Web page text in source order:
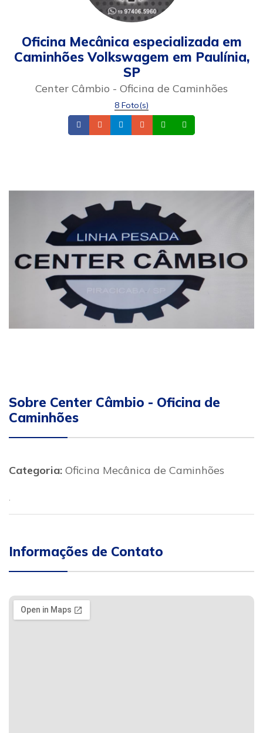
Oficina Mecânica especializada em
Caminhões Volkswagem em Paulínia,
SP
Center Câmbio - Oficina de Caminhões
8 Foto(s)
FacebookTelefoneInstagram
Email Whatsapp
Sobre Center Câmbio - Oficina de
Caminhões
Categoria: Oficina Mecânica de Caminhões
.
Informações de Contato